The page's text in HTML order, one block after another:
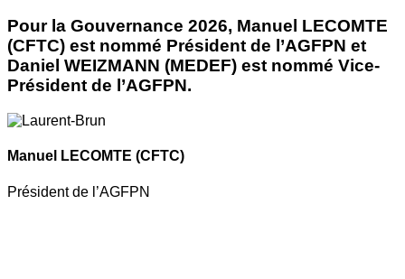
Pour la Gouvernance 2026, Manuel LECOMTE
(CFTC) est nommé Président de l’AGFPN et
Daniel WEIZMANN (MEDEF) est nommé Vice-
Président de l’AGFPN.
Manuel LECOMTE (CFTC)
Président de l’AGFPN